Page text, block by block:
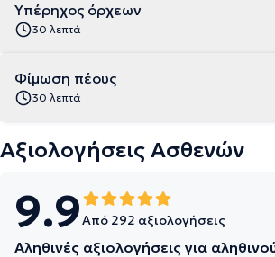
Υπέρηχος όρχεων
30 λεπτά
Φίμωση πέους
30 λεπτά
Αξιολογήσεις Ασθενών
9.9Από 292 αξιολογήσεις
Αληθινές αξιολογήσεις για